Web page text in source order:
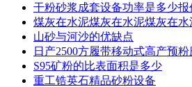
干粉砂浆成套设备功率是多少报
煤灰在水泥煤灰在水泥煤灰在水
山砂与河沙的优缺点
日产2500方履带移动式高产预粉
S95矿粉的比表面积是多少
重工锆英石精品砂粉设备